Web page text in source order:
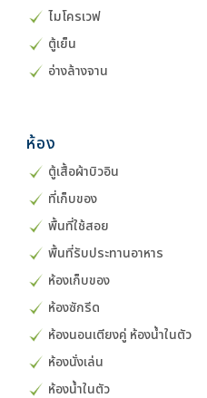
ไมโครเวฟ
ตู้เย็น
อ่างล้างจาน
ห้อง
ตู้เสื้อผ้าบิวอิน
ที่เก็บของ
พื้นที่ใช้สอย
พื้นที่รับประทานอาหาร
ห้องเก็บของ
ห้องซักรีด
ห้องนอนเตียงคู่ ห้องน้ำในตัว
ห้องนั่งเล่น
ห้องน้ำในตัว